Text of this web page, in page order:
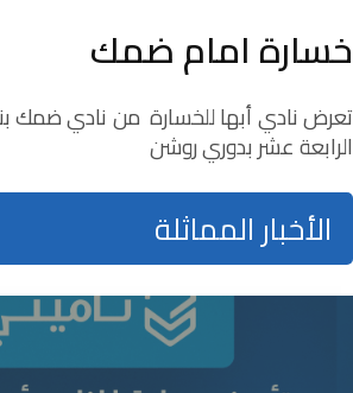
خسارة امام ضمك
الرابعة عشر بدوري روشن
الأخبار المماثلة